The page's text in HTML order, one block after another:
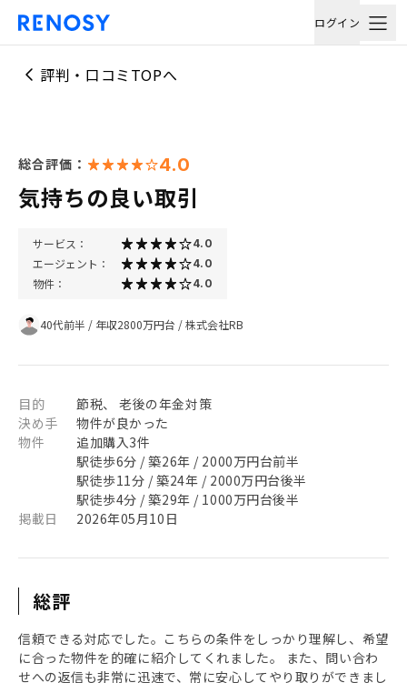
ログイン
評判・口コミTOPへ
総合評価： 4.0
気持ちの良い取引
サービス： 4.0
エージェント： 4.0
物件： 4.0
40代前半 / 年収2800万円台 /株式会社RB
目的
節税、 老後の年金対策
決め手
物件が良かった
物件
追加購入3件
駅徒歩6分 / 築26年 / 2000万円台前半
駅徒歩11分 / 築24年 / 2000万円台後半
駅徒歩4分 / 築29年 / 1000万円台後半
掲載日
2026年05月10日
総評
信頼できる対応でした。こちらの条件をしっかり理解し、希望
に合った物件を的確に紹介してくれました。 また、問い合わ
せへの返信も非常に迅速で、常に安心してやり取りができまし